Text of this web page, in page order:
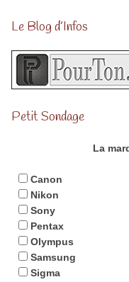
Le Blog d’Infos
Petit Sondage
La
Canon
Nikon
Sony
Pentax
Olympus
Samsung
Sigma